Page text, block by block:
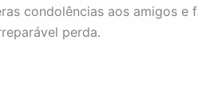
condolências aos amigos e
perda.